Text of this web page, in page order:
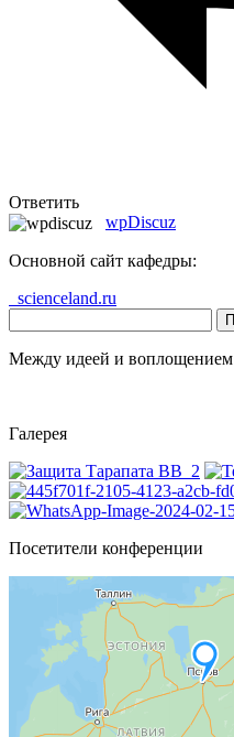
Ответить
wpDiscuz
Основной сайт кафедры:
scienceland.ru
Между идеей и воплощением
Галерея
Посетители конференции